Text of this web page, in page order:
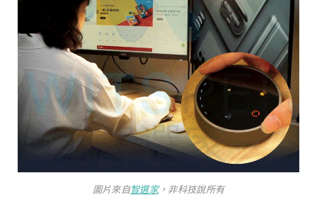
圖片來自智選家，非科技說所有